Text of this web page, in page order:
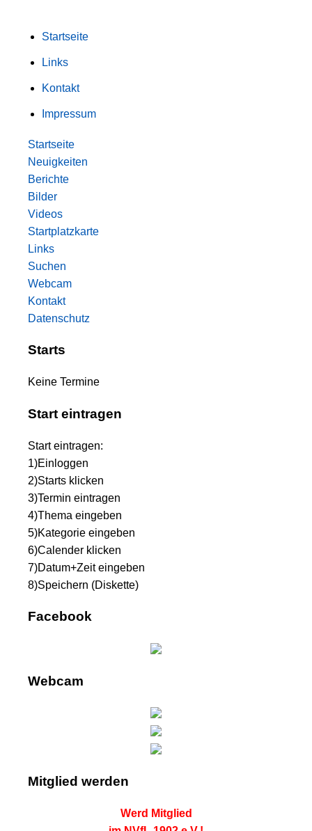
Startseite
Links
Kontakt
Impressum
Startseite
Neuigkeiten
Berichte
Bilder
Videos
Startplatzkarte
Links
Suchen
Webcam
Kontakt
Datenschutz
Starts
Keine Termine
Start eintragen
Start eintragen:
1)Einloggen
2)Starts klicken
3)Termin eintragen
4)Thema eingeben
5)Kategorie eingeben
6)Calender klicken
7)Datum+Zeit eingeben
8)Speichern (Diskette)
Facebook
Webcam
Mitglied werden
Werd Mitglied